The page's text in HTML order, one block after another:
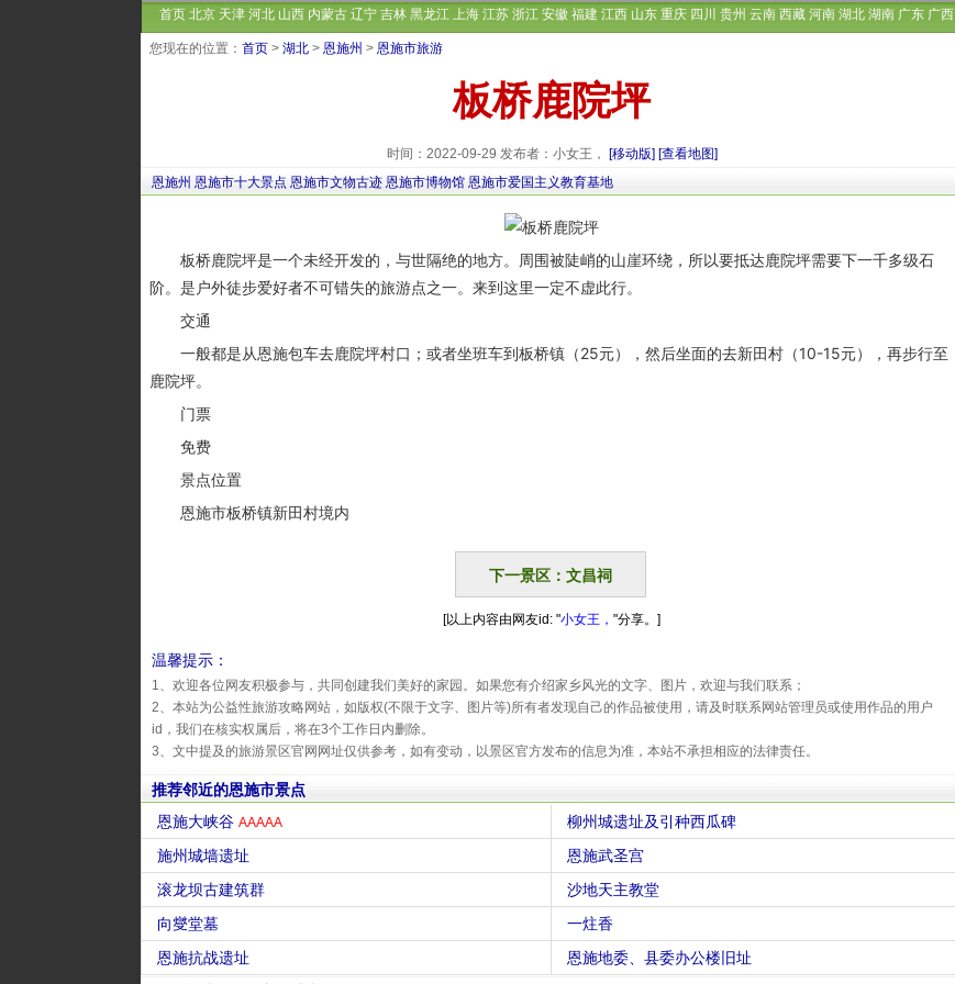
首页 北京 天津 河北 山西 内蒙古 辽宁 吉林 黑龙江 上海 江苏 浙江 安徽 福建 江西 山东 重庆 四川 贵州 云南 西藏 河南 湖北 湖南 广东 广西
您现在的位置： 首页 > 湖北 > 恩施州 > 恩施市旅游
板桥鹿院坪
时间：2022-09-29 发布者：小女王， [移动版] [查看地图]
恩施州 恩施市十大景点 恩施市文物古迹 恩施市博物馆 恩施市爱国主义教育基地
板桥鹿院坪是一个未经开发的，与世隔绝的地方。周围被陡峭的山崖环绕，所以要抵达鹿院坪需要下一千多级石
阶。是户外徒步爱好者不可错失的旅游点之一。来到这里一定不虚此行。
交通
一般都是从恩施包车去鹿院坪村口；或者坐班车到板桥镇（25元），然后坐面的去新田村（10-15元），再步行至
鹿院坪。
门票
免费
景点位置
恩施市板桥镇新田村境内
下一景区：文昌祠
[以上内容由网友id: "小女王， "分享。]
温馨提示：
1、欢迎各位网友积极参与，共同创建我们美好的家园。如果您有介绍家乡风光的文字、图片，欢迎与我们联系；
2、本站为公益性旅游攻略网站，如版权(不限于文字、图片等)所有者发现自己的作品被使用，请及时联系网站管理员或使用作品的用户
id，我们在核实权属后，将在3个工作日内删除。
3、文中提及的旅游景区官网网址仅供参考，如有变动，以景区官方发布的信息为准，本站不承担相应的法律责任。
推荐邻近的恩施市景点
恩施大峡谷 AAAAA
柳州城遗址及引种西瓜碑
施州城墙遗址
恩施武圣宫
滚龙坝古建筑群
沙地天主教堂
向燮堂墓
一炷香
恩施抗战遗址
恩施地委、县委办公楼旧址